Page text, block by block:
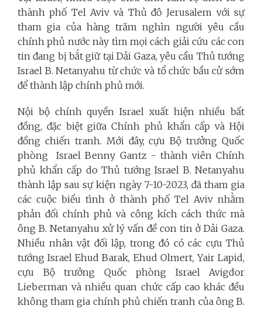
thành phố Tel Aviv và Thủ đô Jerusalem với sự
tham gia của hàng trăm nghìn người yêu cầu
chính phủ nước này tìm mọi cách giải cứu các con
tin đang bị bắt giữ tại Dải Gaza, yêu cầu Thủ tướng
Israel B. Netanyahu từ chức và tổ chức bầu cử sớm
để thành lập chính phủ mới.
Nội bộ chính quyền Israel xuất hiện nhiều bất
đồng, đặc biệt giữa Chính phủ khẩn cấp và Hội
đồng chiến tranh. Mới đây, cựu Bộ trưởng Quốc
phòng Israel Benny Gantz - thành viên Chính
phủ khẩn cấp do Thủ tướng Israel B. Netanyahu
thành lập sau sự kiện ngày 7-10-2023, đã tham gia
các cuộc biểu tình ở thành phố Tel Aviv nhằm
phản đối chính phủ và công kích cách thức mà
ông B. Netanyahu xử lý vấn đề con tin ở Dải Gaza.
Nhiều nhân vật đối lập, trong đó có các cựu Thủ
tướng Israel Ehud Barak, Ehud Olmert, Yair Lapid,
cựu Bộ trưởng Quốc phòng Israel Avigdor
Lieberman và nhiều quan chức cấp cao khác đều
không tham gia chính phủ chiến tranh của ông B.